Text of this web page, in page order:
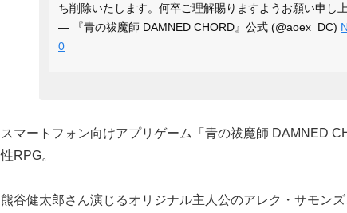
ち削除いたします。何卒ご理解賜りますようお願い申し上
— 『青の祓魔師 DAMNED CHORD』公式 (@aoex_DC)
0
スマートフォン向けアプリゲーム「青の祓魔師 DAMNED
性RPG。
熊谷健太郎さん演じるオリジナル主人公のアレク・サモン